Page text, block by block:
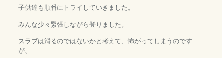
子供達も順番にトライしていきました。
みんな少々緊張しながら登りました。
スラブは滑るのではないかと考えて、怖がってしまうのです
が、